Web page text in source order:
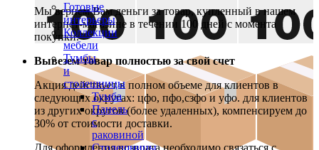
Готовые
интерьеры
Коллекции
мебели
Тумбы
и
столешницы
Тумба
Панель
с
раковиной
Мы вернем Вам деньги за товар, купленный в нашем
интернет-магазине в течении 100 дней с момента
покупки.
Вывезем товар полностью за свой счет
Акция действует в полном объеме для клиентов в
следующих округах: цфо, пфо,сзфо и уфо. для клиентов
из других округов (более удаленных), компенсируем до
30% от стоимости доставки.
Для оформления возврата необходимо связаться с